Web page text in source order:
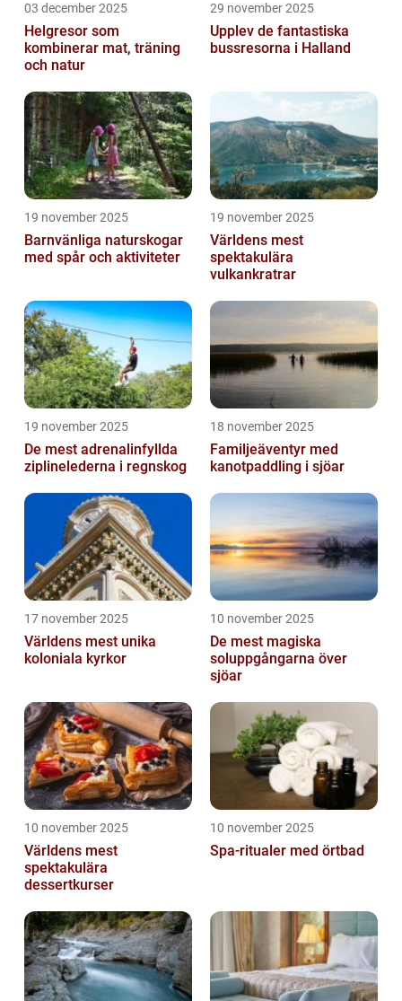
03 december 2025
Helgresor som
kombinerar mat, träning
och natur
29 november 2025
Upplev de fantastiska
bussresorna i Halland
19 november 2025
Barnvänliga naturskogar
med spår och aktiviteter
19 november 2025
Världens mest
spektakulära
vulkankratrar
19 november 2025
De mest adrenalinfyllda
ziplinelederna i regnskog
18 november 2025
Familjeäventyr med
kanotpaddling i sjöar
17 november 2025
Världens mest unika
koloniala kyrkor
10 november 2025
De mest magiska
soluppgångarna över
sjöar
10 november 2025
Världens mest
spektakulära
dessertkurser
10 november 2025
Spa-ritualer med örtbad